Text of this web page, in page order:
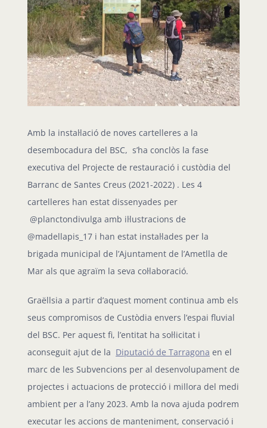
Amb la instal·lació de noves cartelleres a la
desembocadura del BSC, s’ha conclòs la fase
executiva del Projecte de restauració i custòdia del
Barranc de Santes Creus (2021-2022) . Les 4
cartelleres han estat dissenyades per
@planctondivulga amb il·lustracions de
@madellapis_17 i han estat instal·lades per la
brigada municipal de l’Ajuntament de l’Ametlla de
Mar als que agraïm la seva col·laboració.
Graëllsia a partir d’aquest moment continua amb els
seus compromisos de Custòdia envers l’espai fluvial
del BSC. Per aquest fi, l’entitat ha sol·licitat i
aconseguit ajut de la Diputació de Tarragona en el
marc de les Subvencions per al desenvolupament de
projectes i actuacions de protecció i millora del medi
ambient per a l’any 2023. Amb la nova ajuda podrem
executar les accions de manteniment, conservació i